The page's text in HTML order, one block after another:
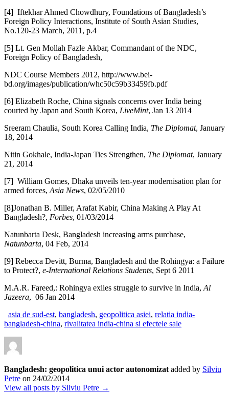
[4] Iftekhar Ahmed Chowdhury, Foundations of Bangladesh’s
Foreign Policy Interactions, Institute of South Asian Studies,
No.120-23 March, 2011, p.4
[5] Lt. Gen Mollah Fazle Akbar, Commandant of the NDC,
Foreign Policy of Bangladesh,
NDC Course Members 2012, http://www.bei-
bd.org/images/publication/whc50c59b33459fb.pdf
[6] Elizabeth Roche, China signals concerns over India being
courted by Japan and South Korea, LiveMint, Jan 13 2014
Sreeram Chaulia, South Korea Calling India, The Diplomat, January
18, 2014
Nitin Gokhale, India-Japan Ties Strengthen, The Diplomat, January
21, 2014
[7] William Gomes, Dhaka unveils ten-year modernisation plan for
armed forces, Asia News, 02/05/2010
[8]Jonathan B. Miller, Arafat Kabir, China Making A Play At
Bangladesh?, Forbes, 01/03/2014
Natunbarta Desk, Bangladesh increasing arms purchase,
Natunbarta, 04 Feb, 2014
[9] Rebecca Devitt, Burma, Bangladesh and the Rohingya: a Failure
to Protect?, e-International Relations Students, Sept 6 2011
M.A.R. Fareed,: Rohingya exiles struggle to survive in India, Al
Jazeera, 06 Jan 2014
asia de sud-est, bangladesh, geopolitica asiei, relatia india-
bangladesh-china, rivalitatea india-china si efectele sale
Bangladesh: geopolitica unui actor autonomizat added by Silviu
Petre on 24/02/2014
View all posts by Silviu Petre →